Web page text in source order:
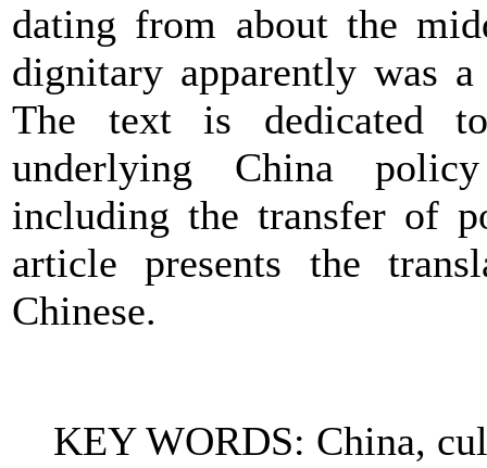
dating from about the
dignitary apparently was
The text is dedicated
underlying China
including the transfer of
article presents the
Chinese.
KEY WORDS: China,